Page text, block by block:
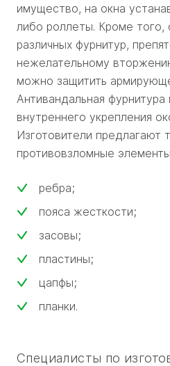
имущество, на окна
либо роллеты. Кроме
различных фурнитур,
нежелательному
можно защитить
Антивандальная
внутреннего укрепления
Изготовители предлагают
противовзломные
ребра;
пояса жесткости;
засовы;
пластины;
цапфы;
планки.
Специалисты по